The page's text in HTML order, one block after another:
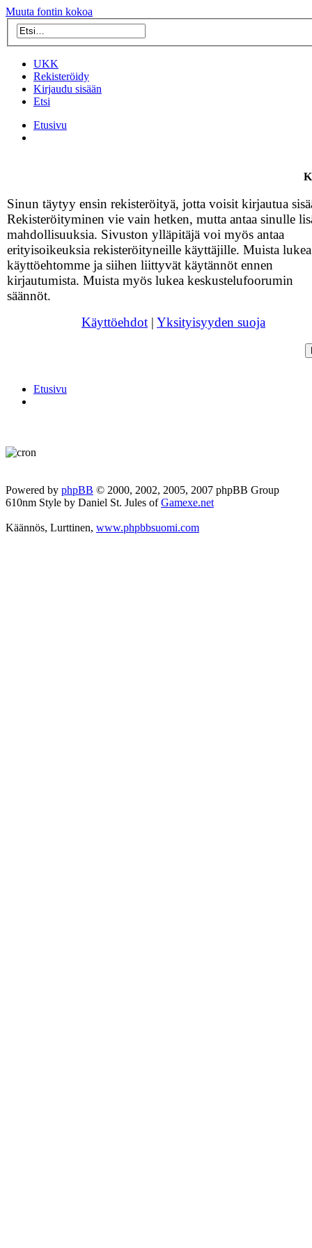
Muuta fontin kokoa
UKK
Rekisteröidy
Kirjaudu sisään
Etsi
Etusivu
Sinun täytyy ensin rekisteröityä, jotta voisit kirjautua
Rekisteröityminen vie vain hetken, mutta antaa sinulle
mahdollisuuksia. Sivuston ylläpitäjä voi myös antaa
erityisoikeuksia rekisteröityneille käyttäjille. Muista lukea
käyttöehtomme ja siihen liittyvät käytännöt ennen
kirjautumista. Muista myös lukea keskustelufoorumin
säännöt.
Käyttöehdot | Yksityisyyden suoja
Etusivu
Powered by phpBB © 2000, 2002, 2005, 2007 phpBB Group
610nm Style by Daniel St. Jules ofGamexe.net
Käännös, Lurttinen, www.phpbbsuomi.com